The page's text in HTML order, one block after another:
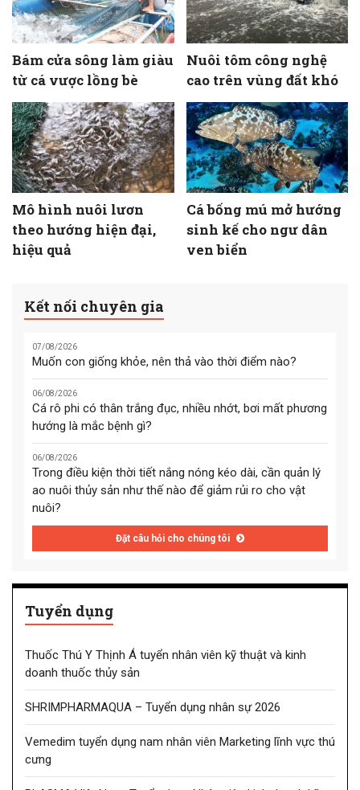
Bám cửa sông làm giàu
từ cá vược lồng bè
Nuôi tôm công nghệ
cao trên vùng đất khó
Mô hình nuôi lươn
theo hướng hiện đại,
hiệu quả
Cá bống mú mở hướng
sinh kế cho ngư dân
ven biển
Kết nối chuyên gia
07/08/2026
Muốn con giống khỏe, nên thả vào thời điểm nào?
06/08/2026
Cá rô phi có thân trắng đục, nhiều nhớt, bơi mất phương
hướng là mắc bệnh gì?
06/08/2026
Trong điều kiện thời tiết nắng nóng kéo dài, cần quản lý
ao nuôi thủy sản như thế nào để giảm rủi ro cho vật
nuôi?
Đặt câu hỏi cho chúng tôi
Tuyển dụng
Thuốc Thú Y Thịnh Á tuyển nhân viên kỹ thuật và kinh
doanh thuốc thủy sản
SHRIMPHARMAQUA – Tuyển dụng nhân sự 2026
Vemedim tuyển dụng nam nhân viên Marketing lĩnh vực thú
cưng